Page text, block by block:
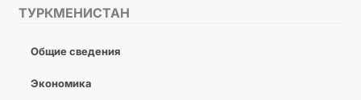
ТУРКМЕНИСТАН
Общие сведения
Экономика